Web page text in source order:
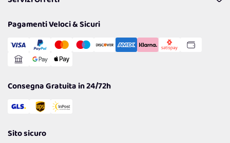
Politiche per la parità di genere
Cookie Policy
Gestisci Cookie
Reso Facile e Veloce
Pagamenti Veloci & Sicuri
Consegna Gratuita in 24/72h
Sito sicuro